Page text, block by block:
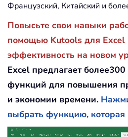
Французский, Китайский и
Повысьте свои навыки
помощью Kutools для Excel
эффективность на новом
Excel предлагает
функций для повышения
и экономии времени.
выбрать функцию, которая